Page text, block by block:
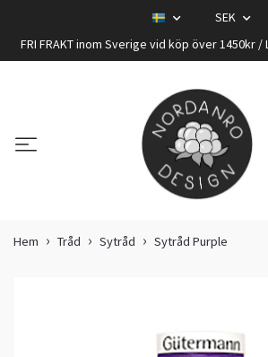
SEK
FRI FRAKT inom Sverige vid köp över 1450kr
Hem Tråd Sytråd Sytråd Purple